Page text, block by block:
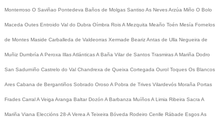
Monterroso O Saviñao Pontedeva Baños de Molgas Santiso As NevesArzúa Miño O Bolo
Maceda Outes Entroido Val do Dubra Oímbra RoisA Mezquita Meaño Toén Mesía Fornelos
de Montes Maside Carballeda de Valdeorras Xermade BearizAntas de Ulla Negueira de
Muñiz Dumbría A Peroxa Illas AtlánticasA Baña Vilar de Santos TrasmirasA Mariña Dodro
San Sadurniño Castrelo do Val Chandrexa de Queixa Cortegada Ourol Toques Os Blancos
Ares Cabana de Bergantiños Sobrado Oroso A Pobra de Trives Vilardevós Moraña Portas
Frades CarralA Veiga Aranga Baltar Dozón A Barbanza MuíñosA Limia Ribeira Sacra A
Mariña Viana Eleccións 28-A Verea A Teixeira Bóveda Rodeiro Cenlle Rábade EsgosAs